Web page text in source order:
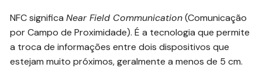
NFC significaNear Field Communication(Comunicação
por Campo de Proximidade). É a tecnologia que permite
a troca de informações entre dois dispositivos que
estejam muito próximos, geralmente a menos de 5 cm.